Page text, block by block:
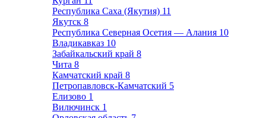
Республика Саха (Якутия) 11
Якутск 8
Республика Северная Осетия — Алания 10
Владикавказ 10
Забайкальский край 8
Чита 8
Камчатский край 8
Петропавловск-Камчатский 5
Елизово 1
Вилючинск 1